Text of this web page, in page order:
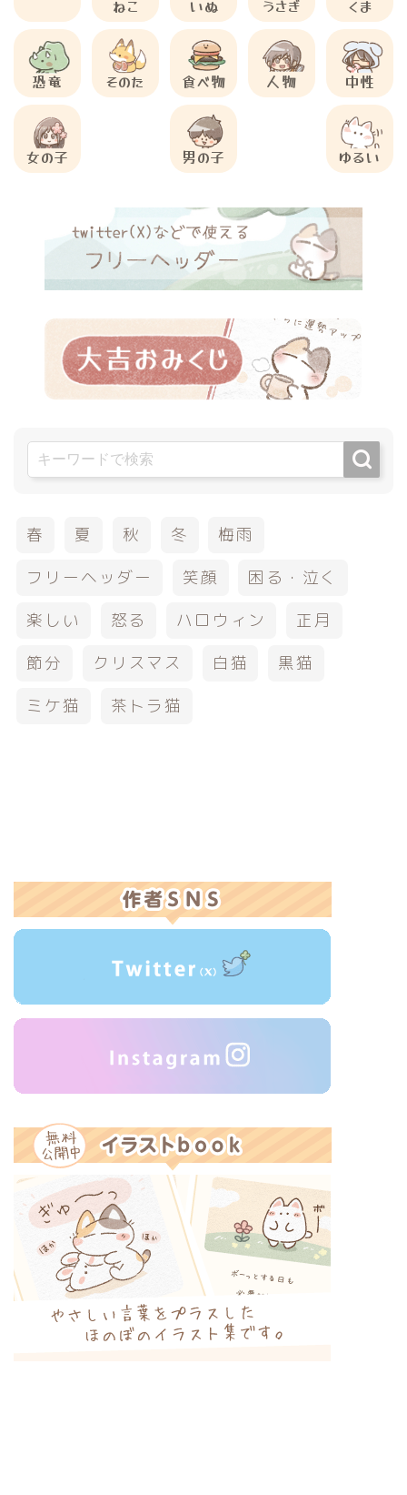
ねこ いぬ うさぎ くま
恐竜 そのた 食べ物 人物 中性
女の子 男の子 ゆるい
春 夏 秋 冬
梅雨
フリーヘッダー
笑顔
困る・泣く
楽しい
怒る ハロウィン
正月
節分
クリスマス 白猫
黒猫
ミケ猫
茶トラ猫